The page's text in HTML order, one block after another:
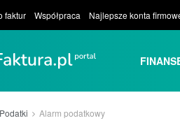
faktur Współpraca Najlepsze konta
Podatki Alarm podatkowy